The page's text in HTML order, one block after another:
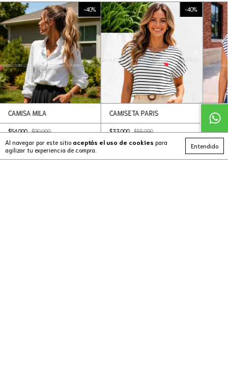
Al navegar por este sitio aceptás el uso de cookies para
agilizar tu experiencia de compra.
Entendido
-40%
CAMISA MILA
$54.000 $90.000
-40%
CAMISETA PARIS
$33.000 $55.000
SEGUINOS EN